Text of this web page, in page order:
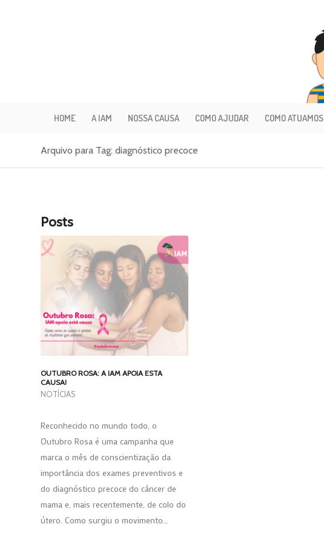
HOME A IAM NOSSA CAUSA COMO AJUDAR COMO ATUAMOS
Arquivo para Tag: diagnóstico precoce
Posts
OUTUBRO ROSA: A IAM APOIA ESTA
CAUSA!
NOTÍCIAS
Reconhecido no mundo todo, o
Outubro Rosa é uma campanha que
marca o mês de conscientização da
importância dos exames preventivos e
do diagnóstico precoce do câncer de
mama e, mais recentemente, de colo do
útero. Como surgiu o movimento…